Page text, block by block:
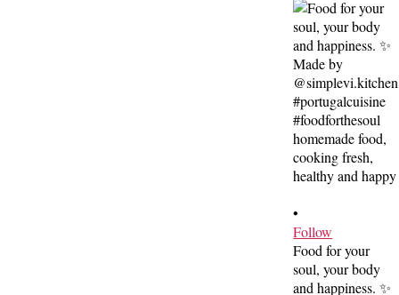
•
Follow
Food for your
soul, your body
and happiness. ✨